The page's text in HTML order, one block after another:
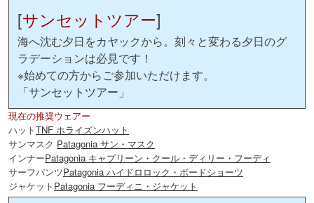
[サンセットツアー]
海へ沈む夕日をカヤックから。刻々と変わる夕日のグ
ラデーションは必見です！
※始めての方からご参加いただけます。
「サンセットツアー 」
現在の推奨ウェアー
ハットTNF ホライズンハット
サンマスク Patagonia サン・マスク
インナーPatagonia キャプリーン・クール・ディリー・フーディ
サーフパンツPatagonia ハイドロロック・ボードショーツ
ジャケット Patagonia フーディニ・ジャケット